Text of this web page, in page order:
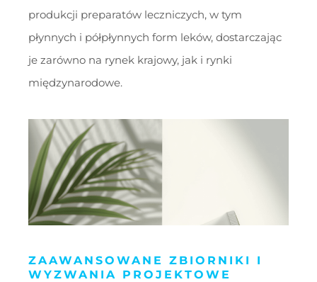
produkcji preparatów leczniczych, w tym
płynnych i półpłynnych form leków, dostarczając
je zarówno na rynek krajowy, jak i rynki
międzynarodowe.
ZAAWANSOWANE ZBIORNIKI I
WYZWANIA PROJEKTOWE